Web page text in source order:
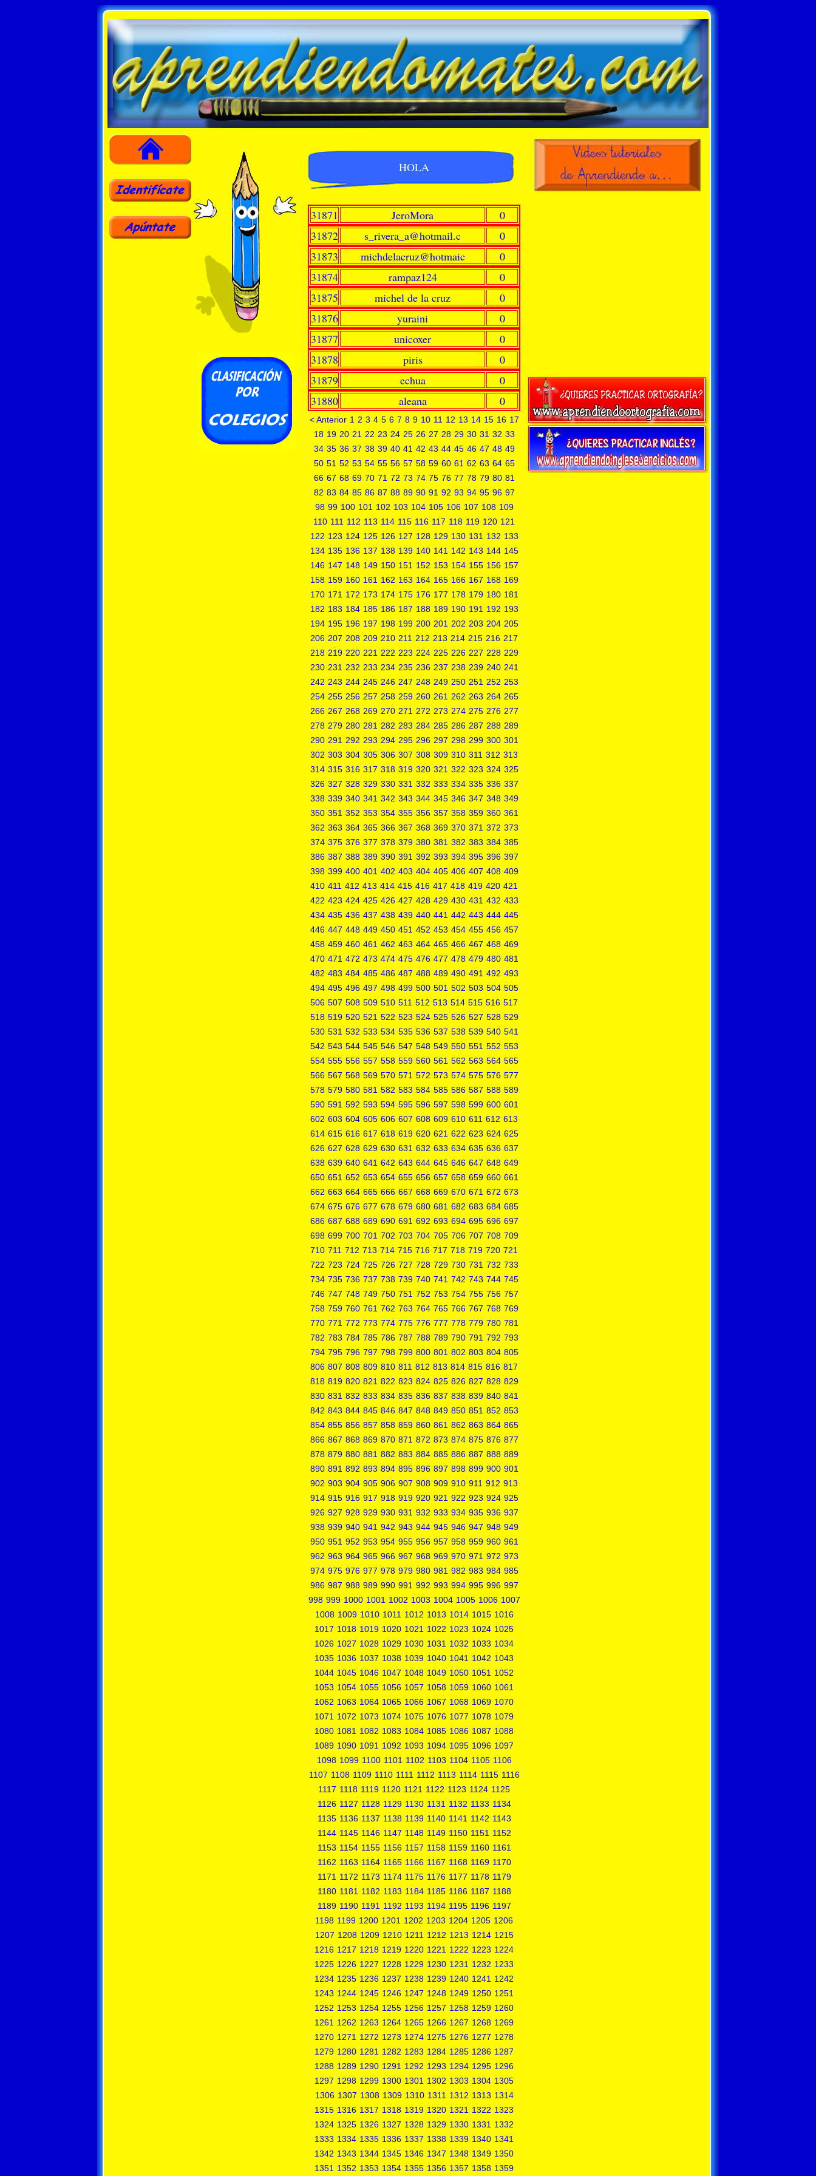
HOLA
31871 JeroMora
0
31872
s_rivera_a@hotmail.c
0
31873
michdelacruz@hotmaic
0
31874
rampaz124
0
31875
michel de la cruz
0
31876
yuraini
0
31877
unicoxer
0
31878
piris
0
31879
echua
0
31880
aleana 0
< Anterior 1 2 3 4 5 6 7 8 9 10 11 12 13 14 15 16 17
18 19 20 21 22 23 24 25 26 27 28 29 30 31 32 33
34 35 36 37 38 39 40 41 42 43 44 45 46 47 48 49
50 51 52 53 54 55 56 57 58 59 60 61 62 63 64 65
66 67 68 69 70 71 72 73 74 75 76 77 78 79 80 81
82 83 84 85 86 87 88 89 90 91 92 93 94 95 96 97
98 99 100 101 102 103 104 105 106 107 108 109
110 111 112 113 114 115 116 117 118 119 120 121
122 123 124 125 126 127 128 129 130 131 132 133
134 135 136 137 138 139 140 141 142 143 144 145
146 147 148 149 150 151 152 153 154 155 156 157
158 159 160 161 162 163 164 165 166 167 168 169
170 171 172 173 174 175 176 177 178 179 180 181
182 183 184 185 186 187 188 189 190 191 192 193
194 195 196 197 198 199 200 201 202 203 204 205
206 207 208 209 210 211 212 213 214 215 216 217
218 219 220 221 222 223 224 225 226 227 228 229
230 231 232 233 234 235 236 237 238 239 240 241
242 243 244 245 246 247 248 249 250 251 252 253
254 255 256 257 258 259 260 261 262 263 264 265
266 267 268 269 270 271 272 273 274 275 276 277
278 279 280 281 282 283 284 285 286 287 288 289
290 291 292 293 294 295 296 297 298 299 300 301
302 303 304 305 306 307 308 309 310 311 312 313
314 315 316 317 318 319 320 321 322 323 324 325
326 327 328 329 330 331 332 333 334 335 336 337
338 339 340 341 342 343 344 345 346 347 348 349
350 351 352 353 354 355 356 357 358 359 360 361
362 363 364 365 366 367 368 369 370 371 372 373
374 375 376 377 378 379 380 381 382 383 384 385
386 387 388 389 390 391 392 393 394 395 396 397
398 399 400 401 402 403 404 405 406 407 408 409
410 411 412 413 414 415 416 417 418 419 420 421
422 423 424 425 426 427 428 429 430 431 432 433
434 435 436 437 438 439 440 441 442 443 444 445
446 447 448 449 450 451 452 453 454 455 456 457
458 459 460 461 462 463 464 465 466 467 468 469
470 471 472 473 474 475 476 477 478 479 480 481
482 483 484 485 486 487 488 489 490 491 492 493
494 495 496 497 498 499 500 501 502 503 504 505
506 507 508 509 510 511 512 513 514 515 516 517
518 519 520 521 522 523 524 525 526 527 528 529
530 531 532 533 534 535 536 537 538 539 540 541
542 543 544 545 546 547 548 549 550 551 552 553
554 555 556 557 558 559 560 561 562 563 564 565
566 567 568 569 570 571 572 573 574 575 576 577
578 579 580 581 582 583 584 585 586 587 588 589
590 591 592 593 594 595 596 597 598 599 600 601
602 603 604 605 606 607 608 609 610 611 612 613
614 615 616 617 618 619 620 621 622 623 624 625
626 627 628 629 630 631 632 633 634 635 636 637
638 639 640 641 642 643 644 645 646 647 648 649
650 651 652 653 654 655 656 657 658 659 660 661
662 663 664 665 666 667 668 669 670 671 672 673
674 675 676 677 678 679 680 681 682 683 684 685
686 687 688 689 690 691 692 693 694 695 696 697
698 699 700 701 702 703 704 705 706 707 708 709
710 711 712 713 714 715 716 717 718 719 720 721
722 723 724 725 726 727 728 729 730 731 732 733
734 735 736 737 738 739 740 741 742 743 744 745
746 747 748 749 750 751 752 753 754 755 756 757
758 759 760 761 762 763 764 765 766 767 768 769
770 771 772 773 774 775 776 777 778 779 780 781
782 783 784 785 786 787 788 789 790 791 792 793
794 795 796 797 798 799 800 801 802 803 804 805
806 807 808 809 810 811 812 813 814 815 816 817
818 819 820 821 822 823 824 825 826 827 828 829
830 831 832 833 834 835 836 837 838 839 840 841
842 843 844 845 846 847 848 849 850 851 852 853
854 855 856 857 858 859 860 861 862 863 864 865
866 867 868 869 870 871 872 873 874 875 876 877
878 879 880 881 882 883 884 885 886 887 888 889
890 891 892 893 894 895 896 897 898 899 900 901
902 903 904 905 906 907 908 909 910 911 912 913
914 915 916 917 918 919 920 921 922 923 924 925
926 927 928 929 930 931 932 933 934 935 936 937
938 939 940 941 942 943 944 945 946 947 948 949
950 951 952 953 954 955 956 957 958 959 960 961
962 963 964 965 966 967 968 969 970 971 972 973
974 975 976 977 978 979 980 981 982 983 984 985
986 987 988 989 990 991 992 993 994 995 996 997
998 999 1000 1001 1002 1003 1004 1005 1006 1007
1008 1009 1010 1011 1012 1013 1014 1015 1016
1017 1018 1019 1020 1021 1022 1023 1024 1025
1026 1027 1028 1029 1030 1031 1032 1033 1034
1035 1036 1037 1038 1039 1040 1041 1042 1043
1044 1045 1046 1047 1048 1049 1050 1051 1052
1053 1054 1055 1056 1057 1058 1059 1060 1061
1062 1063 1064 1065 1066 1067 1068 1069 1070
1071 1072 1073 1074 1075 1076 1077 1078 1079
1080 1081 1082 1083 1084 1085 1086 1087 1088
1089 1090 1091 1092 1093 1094 1095 1096 1097
1098 1099 1100 1101 1102 1103 1104 1105 1106
1107 1108 1109 1110 1111 1112 1113 1114 1115 1116
1117 1118 1119 1120 1121 1122 1123 1124 1125
1126 1127 1128 1129 1130 1131 1132 1133 1134
1135 1136 1137 1138 1139 1140 1141 1142 1143
1144 1145 1146 1147 1148 1149 1150 1151 1152
1153 1154 1155 1156 1157 1158 1159 1160 1161
1162 1163 1164 1165 1166 1167 1168 1169 1170
1171 1172 1173 1174 1175 1176 1177 1178 1179
1180 1181 1182 1183 1184 1185 1186 1187 1188
1189 1190 1191 1192 1193 1194 1195 1196 1197
1198 1199 1200 1201 1202 1203 1204 1205 1206
1207 1208 1209 1210 1211 1212 1213 1214 1215
1216 1217 1218 1219 1220 1221 1222 1223 1224
1225 1226 1227 1228 1229 1230 1231 1232 1233
1234 1235 1236 1237 1238 1239 1240 1241 1242
1243 1244 1245 1246 1247 1248 1249 1250 1251
1252 1253 1254 1255 1256 1257 1258 1259 1260
1261 1262 1263 1264 1265 1266 1267 1268 1269
1270 1271 1272 1273 1274 1275 1276 1277 1278
1279 1280 1281 1282 1283 1284 1285 1286 1287
1288 1289 1290 1291 1292 1293 1294 1295 1296
1297 1298 1299 1300 1301 1302 1303 1304 1305
1306 1307 1308 1309 1310 1311 1312 1313 1314
1315 1316 1317 1318 1319 1320 1321 1322 1323
1324 1325 1326 1327 1328 1329 1330 1331 1332
1333 1334 1335 1336 1337 1338 1339 1340 1341
1342 1343 1344 1345 1346 1347 1348 1349 1350
1351 1352 1353 1354 1355 1356 1357 1358 1359